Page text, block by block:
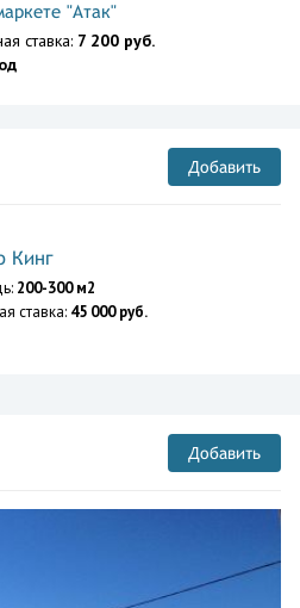
"Атак"
ставка: 7 200 руб.
Добавить
Кинг
200-300 м2
ставка: 45 000 руб.
Добавить